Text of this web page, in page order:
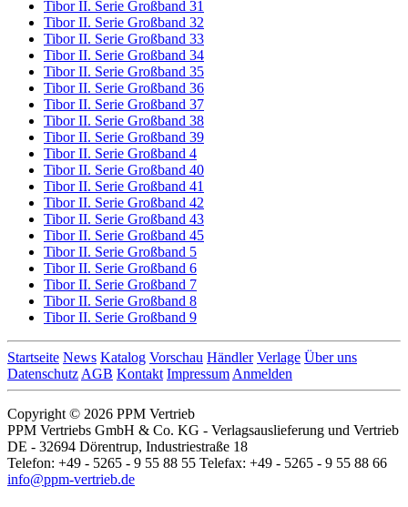
Tibor II. Serie Großband 31
Tibor II. Serie Großband 32
Tibor II. Serie Großband 33
Tibor II. Serie Großband 34
Tibor II. Serie Großband 35
Tibor II. Serie Großband 36
Tibor II. Serie Großband 37
Tibor II. Serie Großband 38
Tibor II. Serie Großband 39
Tibor II. Serie Großband 4
Tibor II. Serie Großband 40
Tibor II. Serie Großband 41
Tibor II. Serie Großband 42
Tibor II. Serie Großband 43
Tibor II. Serie Großband 45
Tibor II. Serie Großband 5
Tibor II. Serie Großband 6
Tibor II. Serie Großband 7
Tibor II. Serie Großband 8
Tibor II. Serie Großband 9
Startseite News Katalog Vorschau Händler Verlage Über uns
Datenschutz AGB Kontakt Impressum Anmelden
Copyright © 2026 PPM Vertrieb
PPM Vertriebs GmbH & Co. KG - Verlagsauslieferung und Vertrieb
DE - 32694 Dörentrup, Industriestraße 18
Telefon: +49 - 5265 - 9 55 88 55 Telefax: +49 - 5265 - 9 55 88 66
info@ppm-vertrieb.de